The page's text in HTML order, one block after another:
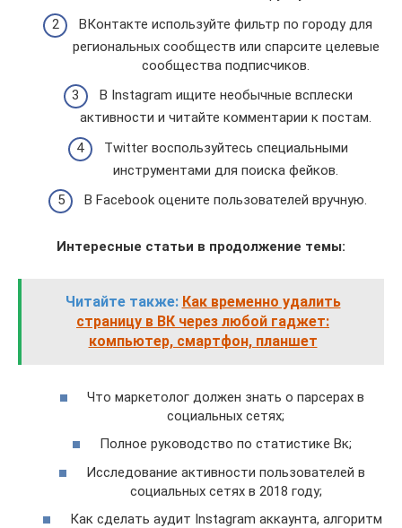
ВКонтакте используйте фильтр по городу для
региональных сообществ или спарсите целевые
сообщества подписчиков.
В Instagram ищите необычные всплески
активности и читайте комментарии к постам.
Twitter воспользуйтесь специальными
инструментами для поиска фейков.
В Facebook оцените пользователей вручную.
Интересные статьи в продолжение темы:
Читайте также: Как временно удалить
страницу в ВК через любой гаджет:
компьютер, смартфон, планшет
Что маркетолог должен знать о парсерах в
социальных сетях;
Полное руководство по статистике Вк;
Исследование активности пользователей в
социальных сетях в 2018 году;
Как сделать аудит Instagram аккаунта, алгоритм